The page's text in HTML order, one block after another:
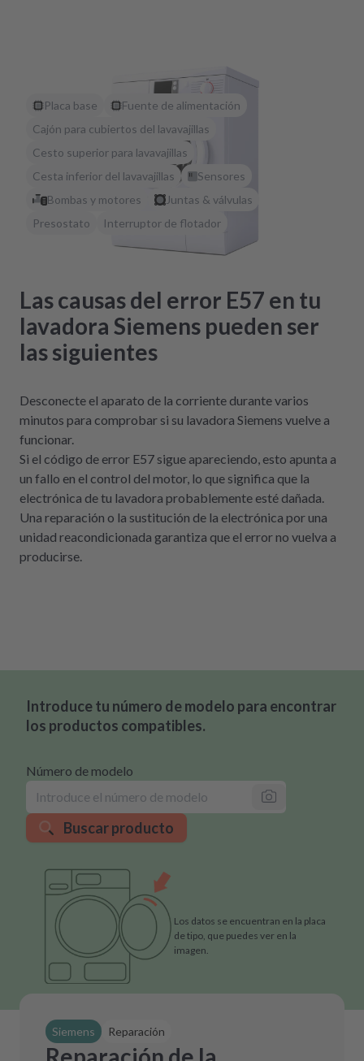
Placa base
Fuente de alimentación
Cajón para cubiertos del lavavajillas
Cesto superior para lavavajillas
Cesta inferior del lavavajillas
Sensores
Bombas y motores
Juntas & válvulas
Presostato
Interruptor de flotador
Las causas del error E57 en tu
lavadora Siemens pueden ser
las siguientes
Desconecte el aparato de la corriente durante varios
minutos para comprobar si su lavadora Siemens vuelve a
funcionar.
Si el código de error E57 sigue apareciendo, esto apunta a
un fallo en el control del motor, lo que significa que la
electrónica de tu lavadora probablemente esté dañada.
Una reparación o la sustitución de la electrónica por una
unidad reacondicionada garantiza que el error no vuelva a
producirse.
Introduce tu número de modelo para encontrar
los productos compatibles.
Número de modelo
Buscar producto
Los datos se encuentran en la placa
de tipo, que puedes ver en la
imagen.
Siemens Reparación